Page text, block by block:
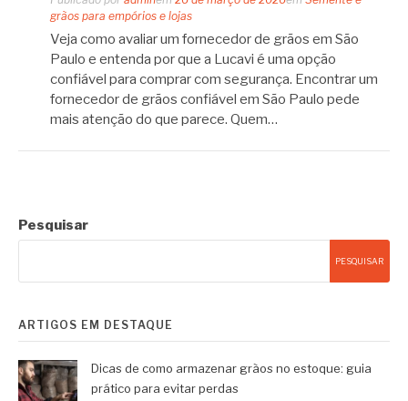
grãos para empórios e lojas
Veja como avaliar um fornecedor de grãos em São
Paulo e entenda por que a Lucavi é uma opção
confiável para comprar com segurança. Encontrar um
fornecedor de grãos confiável em São Paulo pede
mais atenção do que parece. Quem…
Pesquisar
PESQUISAR
ARTIGOS EM DESTAQUE
Dicas de como armazenar grãos no estoque: guia
prático para evitar perdas